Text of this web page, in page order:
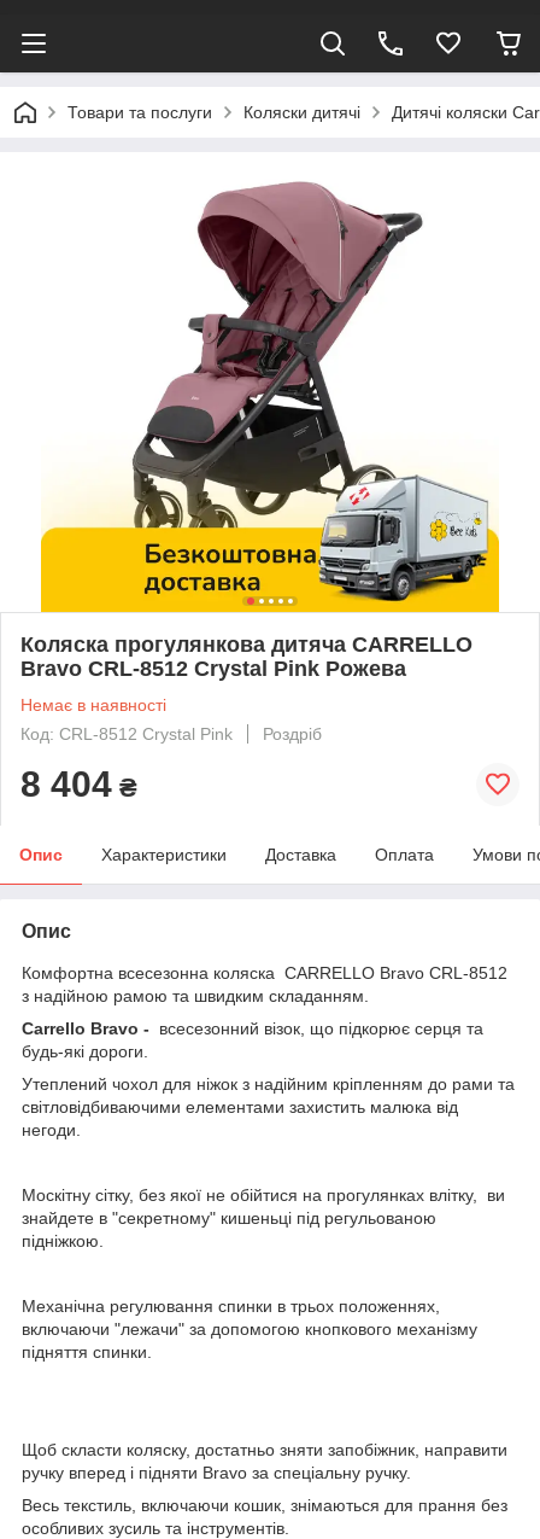
Товари та послуги Коляски дитячі Дитячі коляски
Коляска прогулянкова дитяча CARRELLO
Bravo CRL-8512 Crystal Pink Рожева
Немає в наявності
Код: CRL-8512 Crystal Pink
Роздріб
8 404 ₴
Опис Характеристики Доставка Оплата Умови
Опис
Комфортна всесезонна коляска CARRELLO Bravo CRL-8512
з надійною рамою та швидким складанням.
Carrello Bravo - всесезонний візок, що підкорює серця та
будь-які дороги.
Утеплений чохол для ніжок з надійним кріпленням до рами та
світловідбиваючими елементами захистить малюка від
негоди.
Москітну сітку, без якої не обійтися на прогулянках влітку, ви
знайдете в "секретному" кишеньці під регульованою
підніжкою.
Механічна регулювання спинки в трьох положеннях,
включаючи "лежачи" за допомогою кнопкового механізму
підняття спинки.
Щоб скласти коляску, достатньо зняти запобіжник, направити
ручку вперед і підняти Bravo за спеціальну ручку.
Весь текстиль, включаючи кошик, знімаються для прання без
особливих зусиль та інструментів.